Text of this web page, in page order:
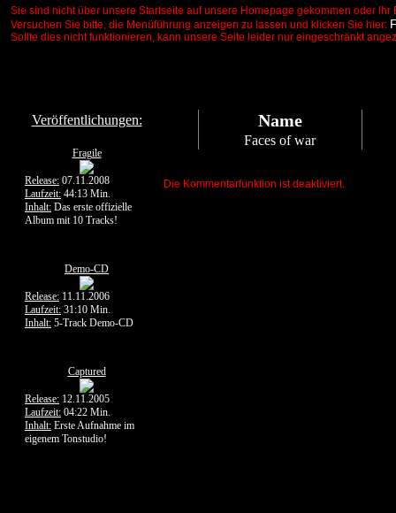
Sie sind nicht über unsere Startseite auf unsere Homepage gekommen oder
Versuchen Sie bitte, die Menüführung anzeigen zu lassen und klicken Sie hier:
Sollte dies nicht funktionieren, kann unsere Seite leider nur eingeschränkt
Veröffentlichungen:
Fragile
Release: 07.11.2008
Laufzeit: 44:13 Min.
Inhalt: Das erste offizielle
Album mit 10 Tracks!
Demo-CD
Release: 11.11.2006
Laufzeit: 31:10 Min.
Inhalt: 5-Track Demo-CD
Captured
Release: 12.11.2005
Laufzeit: 04:22 Min.
Inhalt: Erste Aufnahme im
eigenem Tonstudio!
Name
Faces of war
Die Kommentarfunktion ist deaktiviert.